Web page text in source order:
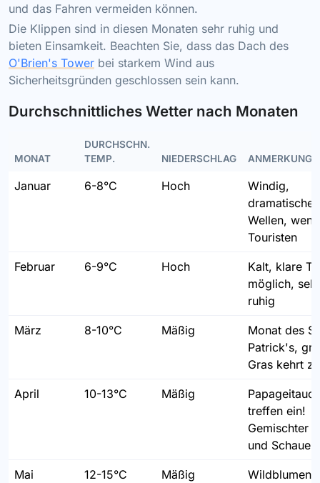
und das Fahren vermeiden können.
Die Klippen sind in diesen Monaten sehr ruhig und
bieten Einsamkeit. Beachten Sie, dass das Dach des
O'Brien's Tower bei starkem Wind aus
Sicherheitsgründen geschlossen sein kann.
Durchschnittliches Wetter nach Monaten
MONAT
DURCHSCHN.
TEMP.
NIEDERSCHLAG
Januar 6-8°C Hoch
Windig,
dramatische
Wellen,
Touristen
Februar 6-9°C Hoch
Kalt, klare
möglich, sehr
ruhig
März 8-10°C Mäßig
Monat des
Patrick's,
Gras kehrt
April 10-13°C Mäßig
treffen ein!
Gemischter
und Schauer
Mai 12-15°C Mäßig
Wildblumen